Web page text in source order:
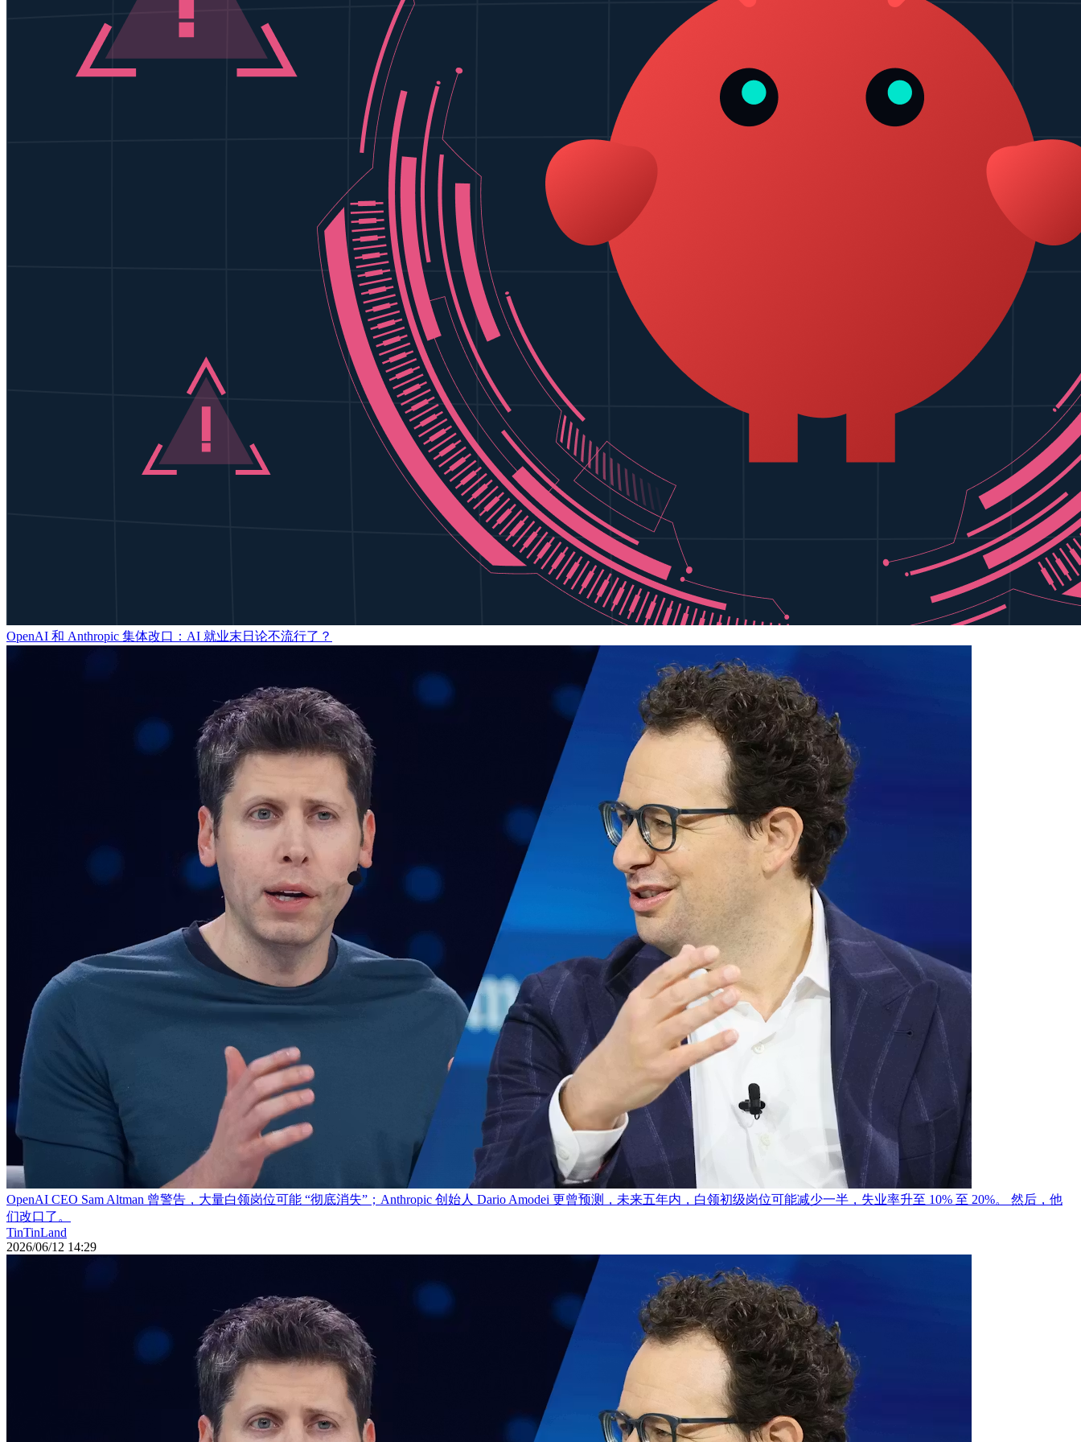
OpenAI 和 Anthropic 集体改口：AI 就业末日论不流行了？
OpenAI CEO Sam Altman 曾警告，大量白领岗位可能 “彻底消失”；Anthropic 创始人 Dario Amodei 更曾预测，未来五年内，白领初级岗位可能减少一半，失业率升至 10% 至 20%。 然后，他
们改口了。
TinTinLand
2026/06/12 14:29